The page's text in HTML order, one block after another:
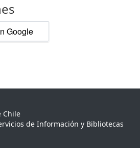
Google
Chile
de Información y Bibliotecas